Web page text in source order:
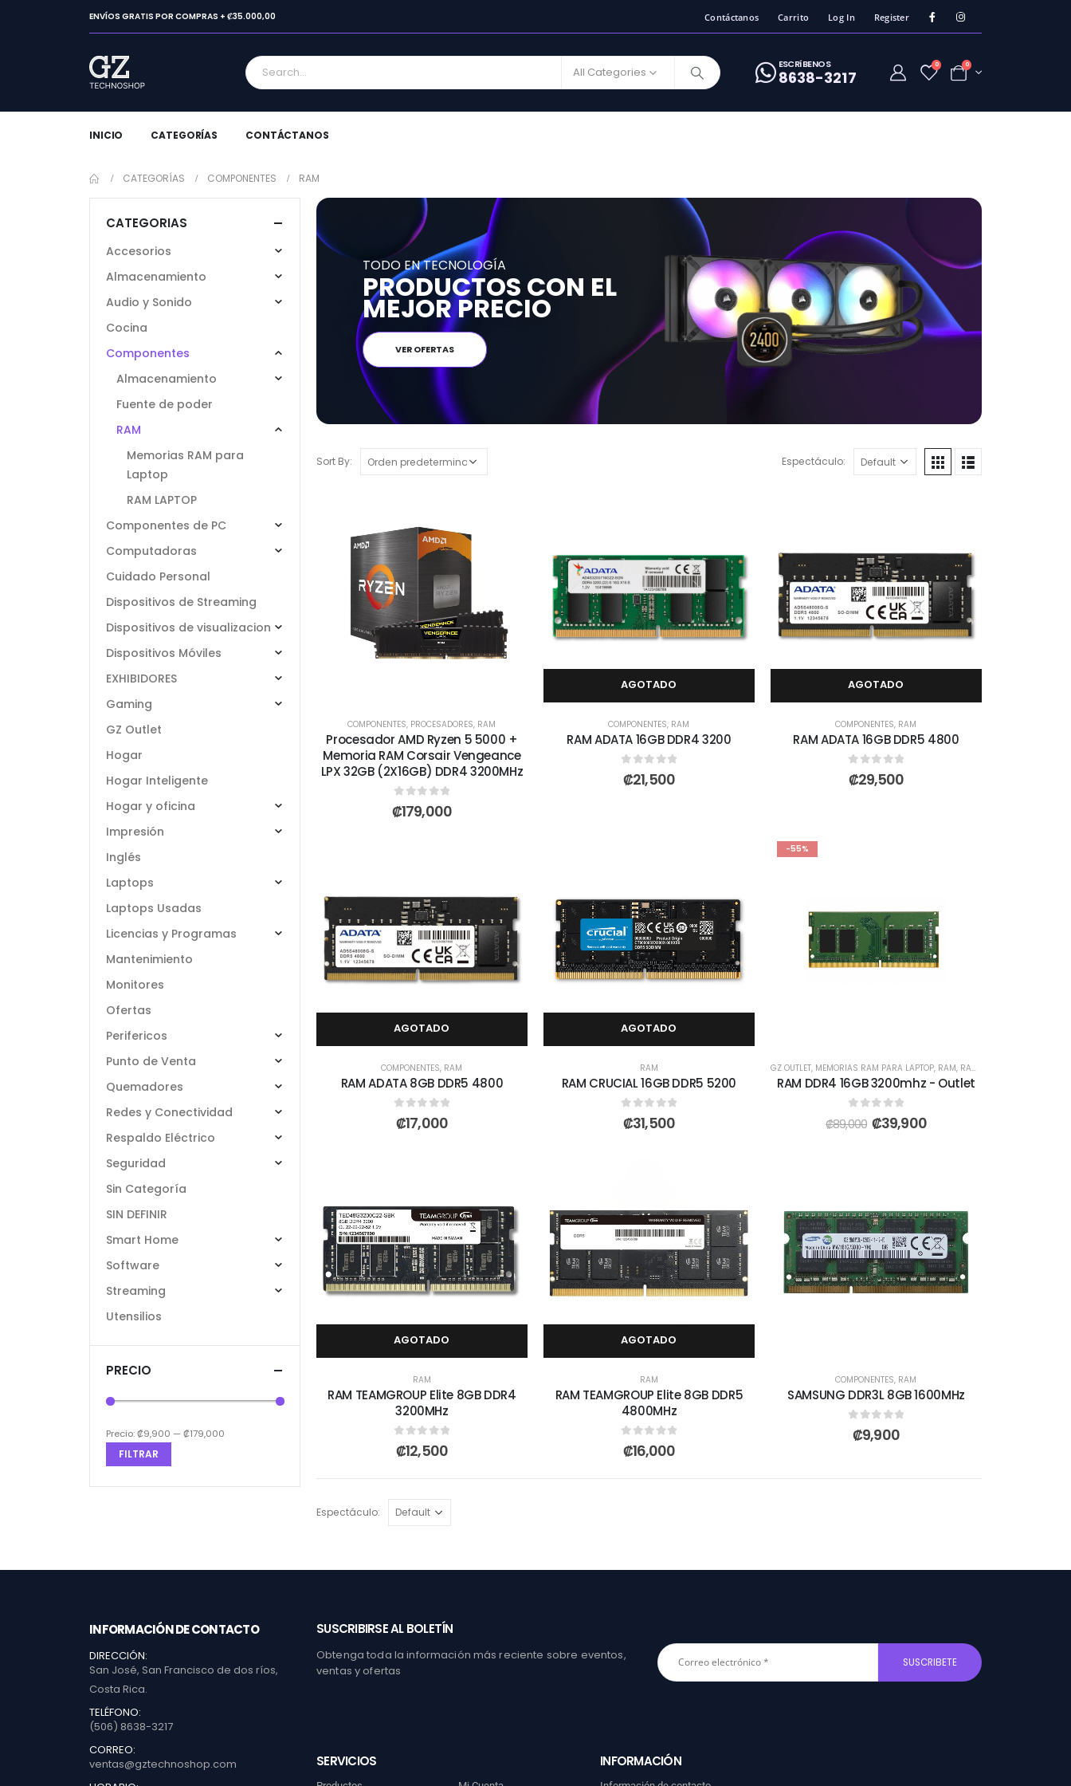
ENVÍOS GRATIS POR COMPRAS + ₡35.000,00 Contáctanos Carrito Log In Register
All Categories
ESCRíBENOS
8638-3217
0 0
INICIO CATEGORÍAS CONTÁCTANOS
CATEGORÍAS COMPONENTES RAM
TODO EN TECNOLOGÍA
PRODUCTOS CON EL
MEJOR PRECIO
VER OFERTAS
Sort By: Espectáculo:
COMPONENTES, PROCESADORES, RAM
Procesador AMD Ryzen 5 5000 +
Memoria RAM Corsair Vengeance
LPX 32GB (2X16GB) DDR4 3200MHz
0out of 5
₡179,000
AGOTADO
COMPONENTES, RAM
RAM ADATA 16GB DDR4 3200
0out of 5
₡21,500
AGOTADO
COMPONENTES, RAM
RAM ADATA 16GB DDR5 4800
0out of 5
₡29,500
AGOTADO
COMPONENTES, RAM
RAM ADATA 8GB DDR5 4800
0out of 5
₡17,000
AGOTADO
RAM
RAM CRUCIAL 16GB DDR5 5200
0out of 5
₡31,500
-55%
GZ OUTLET, MEMORIAS RAM PARA LAPTOP, RAM, RAM LAPTOP
RAM DDR4 16GB 3200mhz - Outlet
out of 5
₡89,000 ₡39,900
AGOTADO
RAM
RAM TEAMGROUP Elite 8GB DDR4
3200MHz
0out of 5
₡12,500
AGOTADO
RAM
RAM TEAMGROUP Elite 8GB DDR5
4800MHz
0out of 5
₡16,000
COMPONENTES, RAM
SAMSUNG DDR3L 8GB 1600MHz
0out of 5
₡9,900
Espectáculo:
CATEGORIAS
Accesorios
Almacenamiento
Audio y Sonido
Cocina
Componentes
Almacenamiento
Fuente de poder
RAM
Memorias RAM para
Laptop
RAM LAPTOP
Componentes de PC
Computadoras
Cuidado Personal
Dispositivos de Streaming
Dispositivos de visualizacion
Dispositivos Móviles
EXHIBIDORES
Gaming
GZ Outlet
Hogar
Hogar Inteligente
Hogar y oficina
Impresión
Inglés
Laptops
Laptops Usadas
Licencias y Programas
Mantenimiento
Monitores
Ofertas
Perifericos
Punto de Venta
Quemadores
Redes y Conectividad
Respaldo Eléctrico
Seguridad
Sin Categoría
SIN DEFINIR
Smart Home
Software
Streaming
Utensilios
PRECIO
FILTRAR
Precio:₡9,900 — ₡179,000
INFORMACIÓN DE CONTACTO
DIRECCIÓN:
San José, San Francisco de dos ríos,
Costa Rica.
TELÉFONO:
(506) 8638-3217
CORREO:
ventas@gztechnoshop.com
SUSCRIBIRSE AL BOLETÍN
Obtenga toda la información más reciente sobre eventos,
ventas y ofertas
SERVICIOS INFORMACIÓN